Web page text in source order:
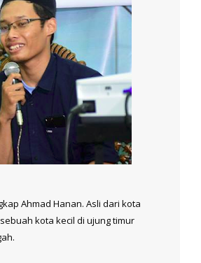
Ahmad Hanan. Asli dari kota
kota kecil di ujung timur